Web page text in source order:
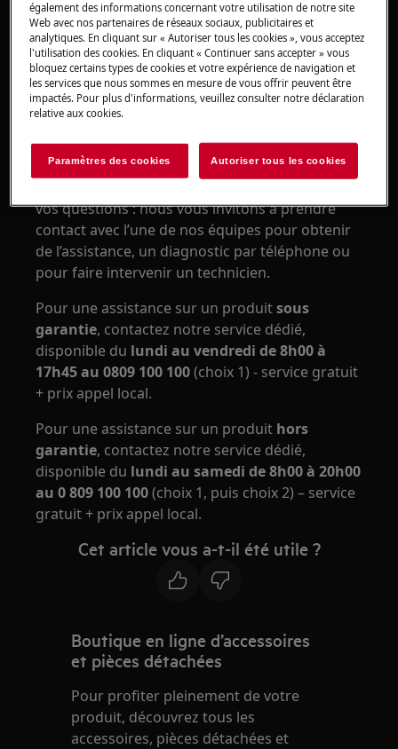
Nous vous conseillons de demander
l'intervention d'un technicien SAV.
Signaler le code d'erreur:F3,F4ouF5
On vous accompagne du diagnostic à la
consommateurs.
vos questions : nous vous invitons à prendre
contact avec l’une de nos équipes pour obtenir
de l’assistance, un diagnostic par téléphone ou
pour faire intervenir un technicien.
Pour une assistance sur un produitsous
garantie, contactez notre service dédié,
disponible du lundi au vendredi de 8h00 à
17h45 au 0809 100 100(choix 1) - service gratuit
+ prix appel local.
Pour une assistance sur un produit hors
garantie, contactez notre service dédié,
disponible du lundi au samedi de 8h00 à 20h00
au 0 809 100 100(choix 1, puis choix 2) – service
gratuit + prix appel local.
Cet article vous a-t-il été utile ?
Boutique en ligne d’accessoires
et pièces détachées
Pour profiter pleinement de votre
produit, découvrez tous les
accessoires, pièces détachées et
également des informations concernant votre utilisation de notre site
Web avec nos partenaires de réseaux sociaux, publicitaires et
analytiques. En cliquant sur « Autoriser tous les cookies », vous acceptez
l'utilisation des cookies. En cliquant « Continuer sans accepter » vous
bloquez certains types de cookies et votre expérience de navigation et
les services que nous sommes en mesure de vous offrir peuvent être
impactés. Pour plus d'informations, veuillez consulter notre déclaration
relative aux cookies.
Paramètres des cookies Autoriser tous les cookies